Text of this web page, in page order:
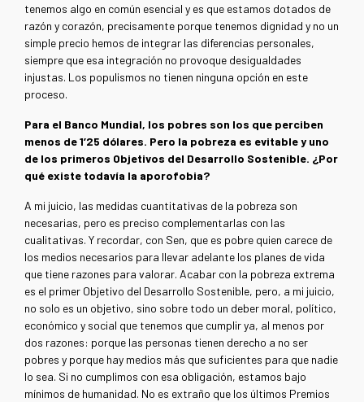
tenemos algo en común esencial y es que estamos dotados de
razón y corazón, precisamente porque tenemos dignidad y no un
simple precio hemos de integrar las diferencias personales,
siempre que esa integración no provoque desigualdades
injustas. Los populismos no tienen ninguna opción en este
proceso.
Para el Banco Mundial, los pobres son los que perciben
menos de 1’25 dólares. Pero la pobreza es evitable y uno
de los primeros Objetivos del Desarrollo Sostenible. ¿Por
qué existe todavía la aporofobia?
A mi juicio, las medidas cuantitativas de la pobreza son
necesarias, pero es preciso complementarlas con las
cualitativas. Y recordar, con Sen, que es pobre quien carece de
los medios necesarios para llevar adelante los planes de vida
que tiene razones para valorar. Acabar con la pobreza extrema
es el primer Objetivo del Desarrollo Sostenible, pero, a mi juicio,
no solo es un objetivo, sino sobre todo un deber moral, político,
económico y social que tenemos que cumplir ya, al menos por
dos razones: porque las personas tienen derecho a no ser
pobres y porque hay medios más que suficientes para que nadie
lo sea. Si no cumplimos con esa obligación, estamos bajo
mínimos de humanidad. No es extraño que los últimos Premios